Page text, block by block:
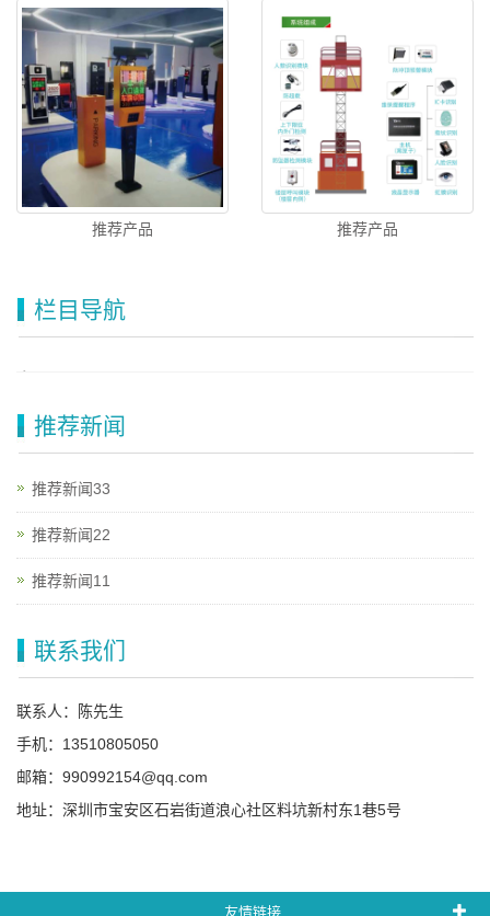
推荐产品 推荐产品
栏目导航
推荐新闻
推荐新闻33
推荐新闻22
推荐新闻11
联系我们
联系人：陈先生
手机：13510805050
邮箱：990992154@qq.com
地址：深圳市宝安区石岩街道浪心社区料坑新村东1巷5号
友情链接